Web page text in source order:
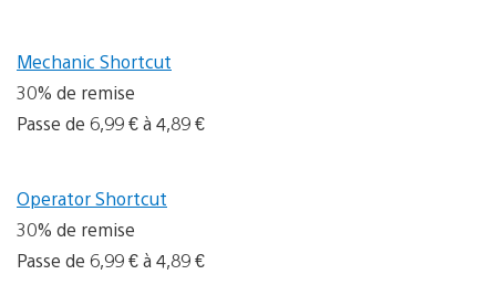
Mechanic Shortcut
30% de remise
Passe de 6,99 € à 4,89 €
Operator Shortcut
30% de remise
Passe de 6,99 € à 4,89 €